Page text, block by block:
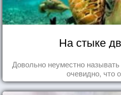
На стыке
Довольно неуместно
очевидно, что